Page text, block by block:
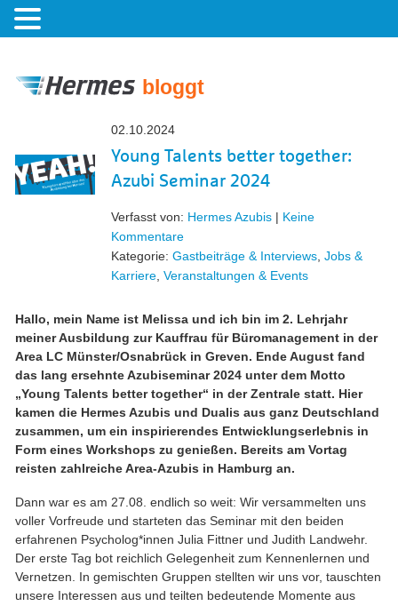
bloggt
02.10.2024
Young Talents better together:
Azubi Seminar 2024
Verfasst von: Hermes Azubis | Keine
Kommentare
Kategorie: Gastbeiträge & Interviews Jobs &
Karriere Veranstaltungen & Events
Hallo, mein Name ist Melissa und ich bin im 2. Lehrjahr
meiner Ausbildung zur Kauffrau für Büromanagement in der
Area LC Münster/Osnabrück in Greven. Ende August fand
das lang ersehnte Azubiseminar 2024 unter dem Motto
„Young Talents better together“ in der Zentrale statt. Hier
kamen die Hermes Azubis und Dualis aus ganz Deutschland
zusammen, um ein inspirierendes Entwicklungserlebnis in
Form eines Workshops zu genießen. Bereits am Vortag
reisten zahlreiche Area-Azubis in Hamburg an.
Dann war es am 27.08. endlich so weit: Wir versammelten uns
voller Vorfreude und starteten das Seminar mit den beiden
erfahrenen Psycholog*innen Julia Fittner und Judith Landwehr.
Der erste Tag bot reichlich Gelegenheit zum Kennenlernen und
Vernetzen. In gemischten Gruppen stellten wir uns vor, tauschten
unsere Interessen aus und teilten bedeutende Momente aus